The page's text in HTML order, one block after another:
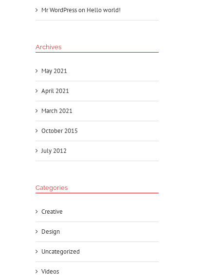
Mr WordPresson Hello world!
Archives
May 2021
April 2021
March 2021
October 2015
July 2012
Categories
Creative
Design
Uncategorized
Videos